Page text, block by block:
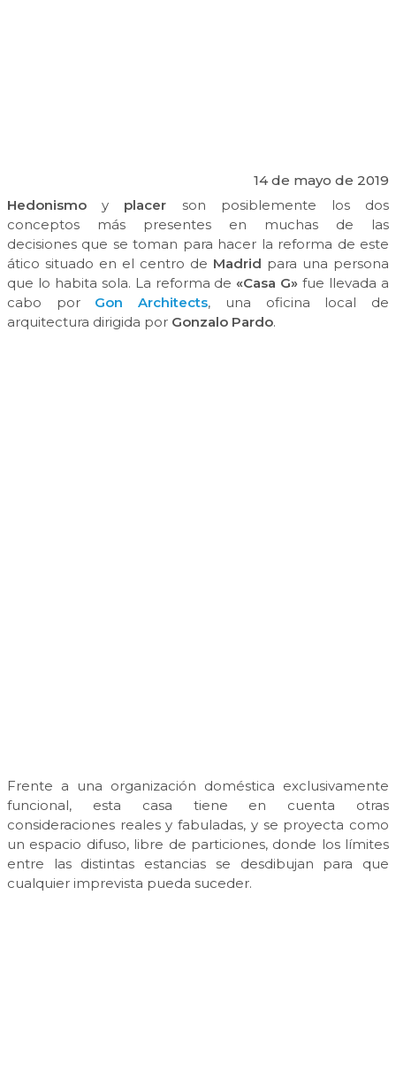
14 de mayo de 2019
Hedonismo y placer son posiblemente los dos
conceptos más presentes en muchas de las
decisiones que se toman para hacer la reforma de este
ático situado en el centro de Madrid para una persona
que lo habita sola. La reforma de «Casa G» fue llevada a
cabo por Gon Architects, una oficina local de
arquitectura dirigida por Gonzalo Pardo.
Frente a una organización doméstica exclusivamente
funcional, esta casa tiene en cuenta otras
consideraciones reales y fabuladas, y se proyecta como
un espacio difuso, libre de particiones, donde los límites
entre las distintas estancias se desdibujan para que
cualquier imprevista pueda suceder.